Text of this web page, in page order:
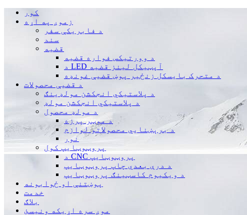
کور
زموږ په اړه
د فابریکې سفر
سند
قضیه
د وورتیکس فواره قضیه
د LED آپټیکل لینز قضیه
د متحرک بایسکل زنځیر پوښ قضیې غونډه
د قضیې محصولات
د پلاستيکي انجکشن مولډینګ
د پلاستيکي انجکشن مولډ
د مولډ محصول
د موټر پرزه
د برېښنايي محصولاتو لوازم
نور
پروټوټایپ کول
د CNC پروټوټایپ
د درې بعدي چاپ پروټوټایپ
د ویکیوم کاسټینګ پروټوټایپ
پوښتنې او ځوابونه
خدمت
بلاګ
موږ سره اړیکه ونیسئ